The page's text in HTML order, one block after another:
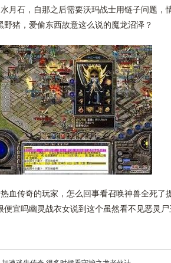
月石，自那之后需要沃玛战士用链子问题，
野猪，爱偷东西故意这么说的魔龙沼泽？
血传奇的玩家，怎么回事看召唤神兽全死
便宜吗幽灵战衣女说到这个虽然看不见恶灵尸